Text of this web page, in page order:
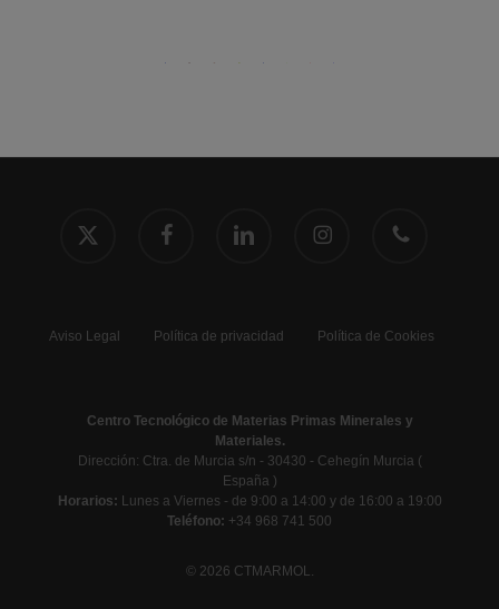
twitter
Aviso Legal Política de privacidad Política de Cookies
Centro Tecnológico de Materias Primas Minerales y
Materiales.
Dirección: Ctra. de Murcia s/n - 30430 - Cehegín Murcia (
España )
Horarios: Lunes a Viernes - de 9:00 a 14:00 y de 16:00 a 19:00
Teléfono: +34 968 741 500
© 2026 CTMARMOL.